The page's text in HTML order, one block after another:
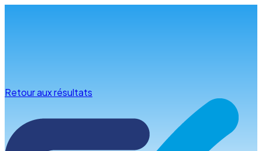
Retour aux résultats